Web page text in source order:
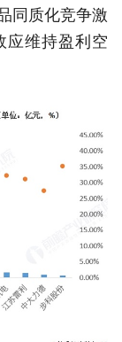
同质化竞争激
应维持盈利空